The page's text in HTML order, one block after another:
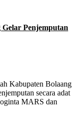
Penjemputan
Kabupaten Bolaang
secara adat
MARS dan